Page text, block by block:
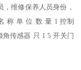
维修保养人员身份，
称 单 位 数 量 1 控制
角传感器 只 1 5 开关门